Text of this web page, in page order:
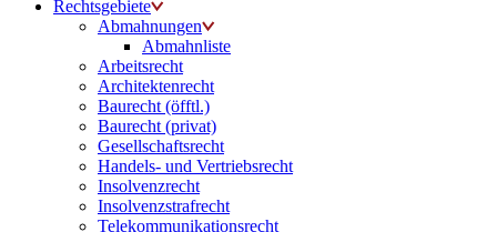
Rechtsgebiete
Abmahnungen
Abmahnliste
Arbeitsrecht
Architektenrecht
Baurecht (öfftl.)
Baurecht (privat)
Gesellschaftsrecht
Handels- und Vertriebsrecht
Insolvenzrecht
Insolvenzstrafrecht
Telekommunikationsrecht